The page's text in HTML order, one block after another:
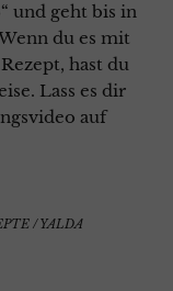
und geht bis in
du es mit
hast du
Lass es dir
auf
/YALDA